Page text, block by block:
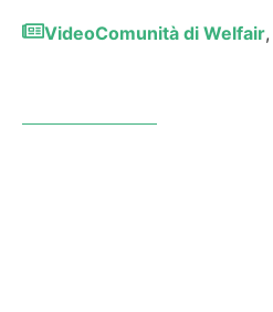
VideoComunità di Welfair,